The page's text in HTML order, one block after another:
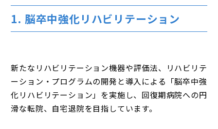
1. 脳卒中強化リハビリテーション
新たなリハビリテーション機器や評価法、リハビリテ
ーション・プログラムの開発と導入による「脳卒中強
化リハビリテーション」を実施し、回復期病院への円
滑な転院、自宅退院を目指しています。